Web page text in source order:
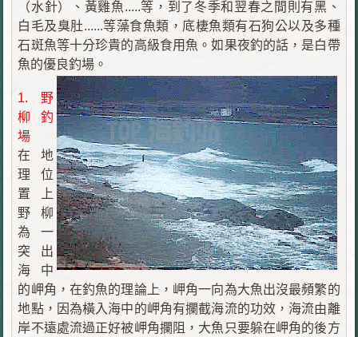
（水針）、黃雞魚.....等，到了冬季和翌春之間則有黑、
白毛及臭肚......等藻食魚類，底棲魚類有石狗公以及多種
石斑魚等十分珍貴的高級食用魚。如果夜釣的話，是白帶
魚的優良釣場。
1.野
柳釣
場
在地
理位
置上
野柳
為一
突出
海中
的岬角，在釣魚的理論上，岬角一向為大魚出沒最頻繁的
地點，因為橫入海中的岬角有攔截海流的功效，海流由離
岸不遠處流過正好被岬角攔阻，大魚只要躲在岬角的後方